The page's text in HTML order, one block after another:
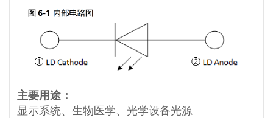
主要用途：
显示系统、生物医学、光学设备光源